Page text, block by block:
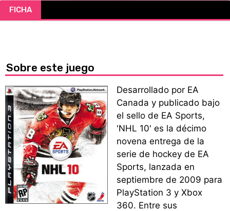
FICHA
Sobre este juego
Desarrollado por EA
Canada y publicado bajo
el sello de EA Sports,
'NHL 10' es la décimo
novena entrega de la
serie de hockey de EA
Sports, lanzada en
septiembre de 2009 para
PlayStation 3 y Xbox
360. Entre sus